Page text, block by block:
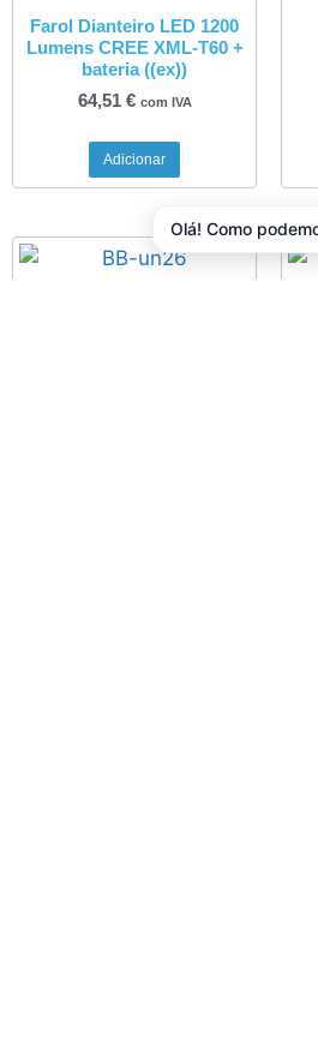
Farol Dianteiro LED 1200
Lumens CREE XML-T60 +
bateria ((ex))
64,51 € com IVA
Adicionar
Olá! Como